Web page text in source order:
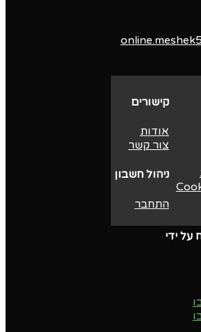
ידי
קישורים
אודות
צור קשר
ניהול חשבון
התחבר